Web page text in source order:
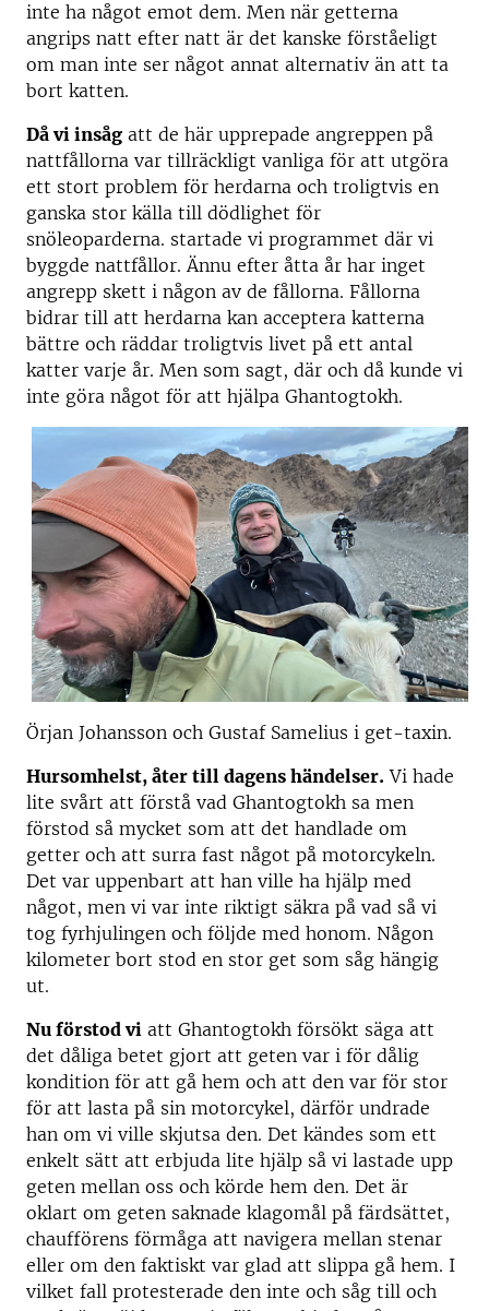
inte ha något emot dem. Men när getterna
angrips natt efter natt är det kanske förståeligt
om man inte ser något annat alternativ än att ta
bort katten.
Då vi insåg att de här upprepade angreppen på
nattfållorna var tillräckligt vanliga för att utgöra
ett stort problem för herdarna och troligtvis en
ganska stor källa till dödlighet för
snöleoparderna. startade vi programmet där vi
byggde nattfållor. Ännu efter åtta år har inget
angrepp skett i någon av de fållorna. Fållorna
bidrar till att herdarna kan acceptera katterna
bättre och räddar troligtvis livet på ett antal
katter varje år. Men som sagt, där och då kunde vi
inte göra något för att hjälpa Ghantogtokh.
Örjan Johansson och Gustaf Samelius i get-taxin.
Hursomhelst, åter till dagens händelser. Vi hade
lite svårt att förstå vad Ghantogtokh sa men
förstod så mycket som att det handlade om
getter och att surra fast något på motorcykeln.
Det var uppenbart att han ville ha hjälp med
något, men vi var inte riktigt säkra på vad så vi
tog fyrhjulingen och följde med honom. Någon
kilometer bort stod en stor get som såg hängig
ut.
Nu förstod vi att Ghantogtokh försökt säga att
det dåliga betet gjort att geten var i för dålig
kondition för att gå hem och att den var för stor
för att lasta på sin motorcykel, därför undrade
han om vi ville skjutsa den. Det kändes som ett
enkelt sätt att erbjuda lite hjälp så vi lastade upp
geten mellan oss och körde hem den. Det är
oklart om geten saknade klagomål på färdsättet,
chaufförens förmåga att navigera mellan stenar
eller om den faktiskt var glad att slippa gå hem. I
vilket fall protesterade den inte och såg till och